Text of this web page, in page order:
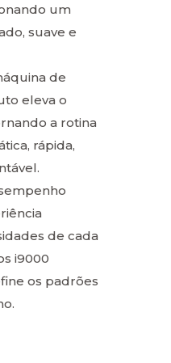
um
suave e
de
eleva o
a rotina
rápida,
de cada
i9000
os padrões